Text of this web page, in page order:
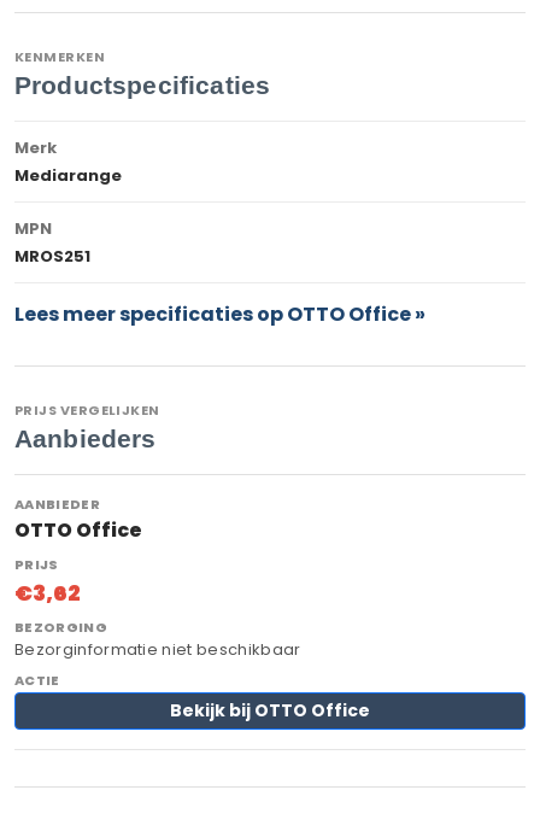
KENMERKEN
Productspecificaties
Merk
Mediarange
MPN
MROS251
Lees meer specificaties op OTTO Office »
PRIJS VERGELIJKEN
Aanbieders
OTTO Office
€3,62
Bezorginformatie niet beschikbaar
Bekijk bij OTTO Office